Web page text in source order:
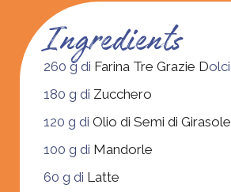
Ingredients
260 g di Farina Tre Grazie Dolci
180 g di Zucchero
120 g di Olio di Semi di Girasole
100 g di Mandorle
60 g di Latte